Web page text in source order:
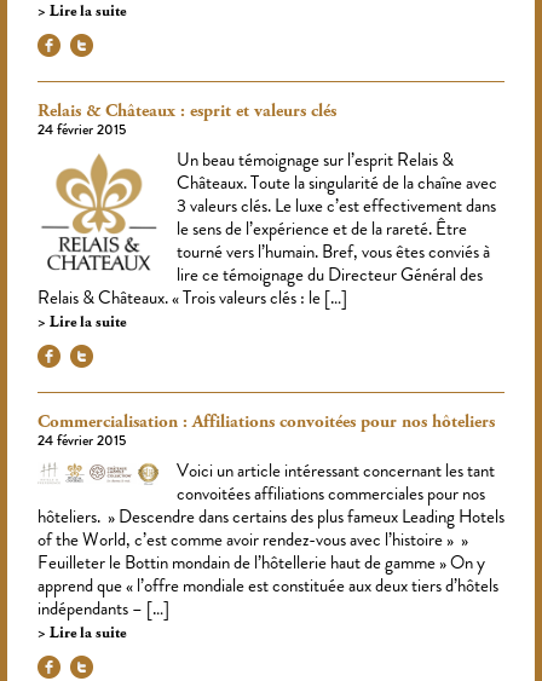
Lire la suite
Relais & Châteaux : esprit et valeurs clés
24 février 2015
Un beau témoignage sur l’esprit Relais &
Châteaux. Toute la singularité de la chaîne avec
3 valeurs clés. Le luxe c’est effectivement dans
le sens de l’expérience et de la rareté. Être
tourné vers l’humain. Bref, vous êtes conviés à
lire ce témoignage du Directeur Général des
Relais & Châteaux. « Trois valeurs clés : le […]
Lire la suite
Commercialisation : Affiliations convoitées pour nos hôteliers
24 février 2015
Voici un article intéressant concernant les tant
convoitées affiliations commerciales pour nos
hôteliers. » Descendre dans certains des plus fameux Leading Hotels
of the World, c’est comme avoir rendez-vous avec l’histoire » »
Feuilleter le Bottin mondain de l’hôtellerie haut de gamme » On y
apprend que « l’offre mondiale est constituée aux deux tiers d’hôtels
indépendants – […]
Lire la suite